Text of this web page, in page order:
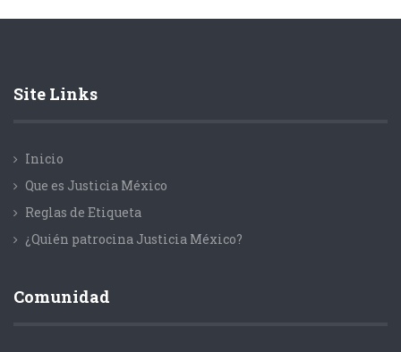
Site Links
Inicio
Que es Justicia México
Reglas de Etiqueta
¿Quién patrocina Justicia México?
Comunidad